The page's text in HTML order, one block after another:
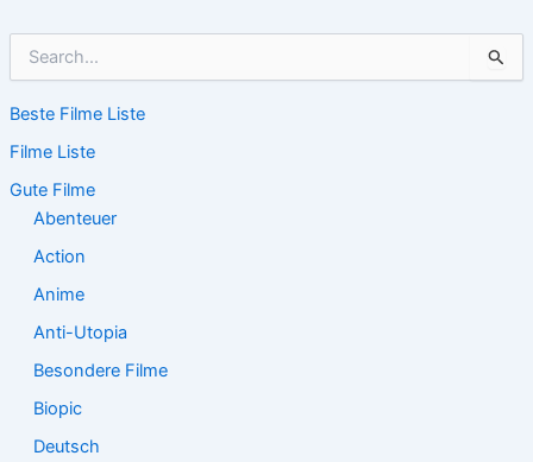
h
n
n
Beste Filme Liste
Filme Liste
Gute Filme
Abenteuer
Action
Anime
Anti-Utopia
Besondere Filme
Biopic
Deutsch